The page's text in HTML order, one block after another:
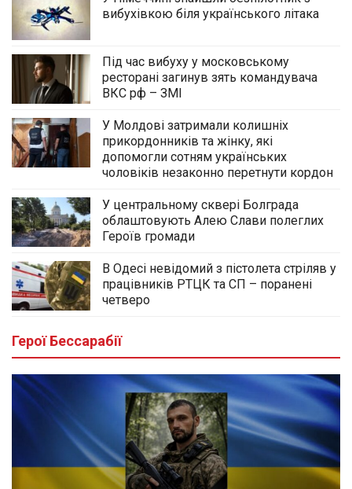
вибухівкою біля українського літака
Під час вибуху у московському
ресторані загинув зять командувача
ВКС рф – ЗМІ
У Молдові затримали колишніх
прикордонників та жінку, які
допомогли сотням українських
чоловіків незаконно перетнути кордон
У центральному сквері Болграда
облаштовують Алею Слави полеглих
Героїв громади
В Одесі невідомий з пістолета стріляв у
працівників РТЦК та СП – поранені
четверо
Герої Бессарабії